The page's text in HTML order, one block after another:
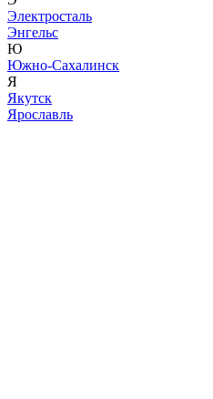
Электросталь
Энгельс
Ю
Южно-Сахалинск
Я
Якутск
Ярославль